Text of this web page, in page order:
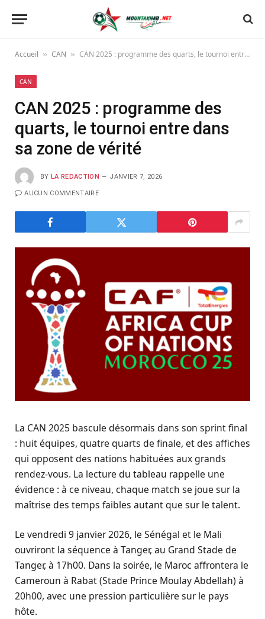
Accueil » CAN » CAN 2025 : programme des quarts, le tournoi entre dans sa zone de vérité
CAN
CAN 2025 : programme des
quarts, le tournoi entre dans
sa zone de vérité
BY LA REDACTION JANVIER 7, 2026
AUCUN COMMENTAIRE
La CAN 2025 bascule désormais dans son sprint final
: huit équipes, quatre quarts de finale, et des affiches
qui opposent des nations habituées aux grands
rendez-vous. La lecture du tableau rappelle une
évidence : à ce niveau, chaque match se joue sur la
maîtrise des temps faibles autant que sur le talent.
Le vendredi 9 janvier 2026, le Sénégal et le Mali
ouvriront la séquence à Tanger, au Grand Stade de
Tanger, à 17h00. Dans la soirée, le Maroc affrontera le
Cameroun à Rabat (Stade Prince Moulay Abdellah) à
20h00, avec une pression particulière sur le pays
hôte.